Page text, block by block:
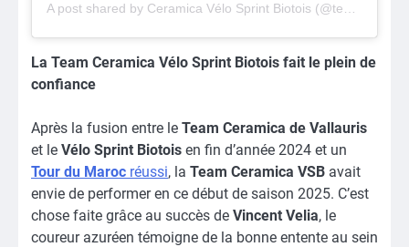
La Team Ceramica Vélo Sprint Biotois fait le plein de
confiance
Après la fusion entre le Team Ceramica de Vallauris
et le Vélo Sprint Biotois en fin d’année 2024 et un
Tour du Maroc réussi, la Team Ceramica VSB avait
envie de performer en ce début de saison 2025. C’est
chose faite grâce au succès de Vincent Velia, le
coureur azuréen témoigne de la bonne entente au sein